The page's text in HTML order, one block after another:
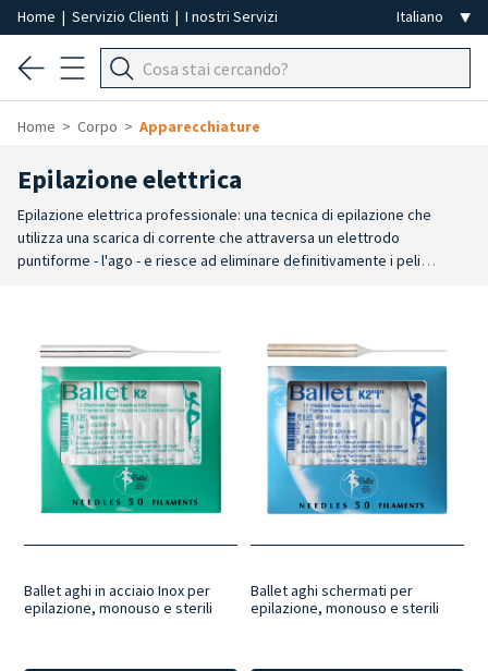
Home | Servizio Clienti | I nostri Servizi
Home Corpo Apparecchiature
Epilazione elettrica
Epilazione elettrica professionale: una tecnica di epilazione che
utilizza una scarica di corrente che attraversa un elettrodo
puntiforme - l'ago - e riesce ad eliminare definitivamente i peli
pelo. L’elettroepilazione è un trattamento di epilazione definitiva per
i peli visibili, ma può essere utilizzato anche per peli chiari o bianchi.
Alternativa ad altri metodi del settore estetico professionale (laser e
luce pulsata) per rimuovere i peli in modo definitivo. Gli aghi utilizzati
devono essere monouso, sterili e molto sottili, in modo da penetrare
con precisione nel follicolo pilifero, fino al bulbo pilifero
distruggendo la papilla del pelo.
Con questo metodo è possibile
lavorare su tutti i tipi di pelo; anche se chiari e bianchi i peli vengono
pelle completamente liscia e morbida, per la rimozione definitiva dei
peli.
Ballet aghi in acciaio Inox per
epilazione, monouso e sterili
Ballet aghi schermati per
epilazione, monouso e sterili